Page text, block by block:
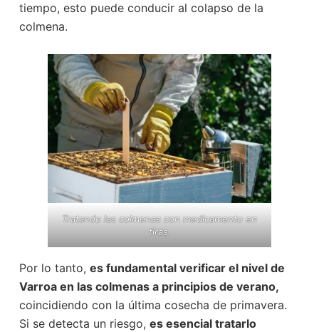
tiempo, esto puede conducir al colapso de la
colmena.
Tratando las colmenas con medicamento en
tiras.
Por lo tanto, es fundamental verificar el nivel de
Varroa en las colmenas a principios de verano,
coincidiendo con la última cosecha de primavera.
Si se detecta un riesgo, es esencial tratarlo